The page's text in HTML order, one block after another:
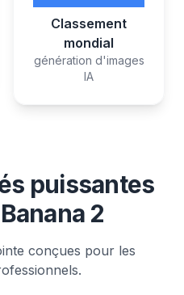
Classement
mondial
génération d'images
IA
puissantes
2
conçues pour les